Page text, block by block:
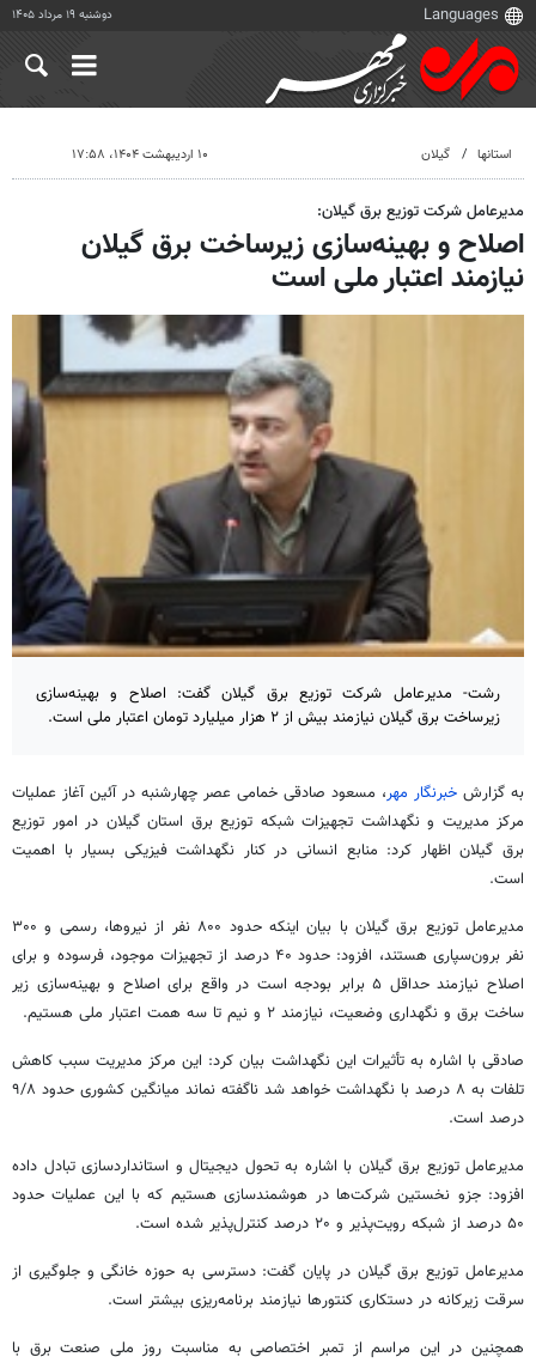
دوشنبه ۱۹ مرداد ۱۴۰۵
استانها گیلان ۱۰ اردیبهشت ۱۴۰۴، ۱۷:۵۸
مدیرعامل شرکت توزیع برق گیلان:
اصلاح و بهینه‌سازی زیرساخت برق گیلان
نیازمند اعتبار ملی است
رشت- مدیرعامل شرکت توزیع برق گیلان گفت: اصلاح و بهینه‌سازی
زیرساخت برق گیلان نیازمند بیش از ۲ هزار میلیارد تومان اعتبار ملی است.
به گزارش خبرنگار مهر، مسعود صادقی خمامی عصر چهارشنبه در آئین آغاز عملیات
مرکز مدیریت و نگهداشت تجهیزات شبکه توزیع برق استان گیلان در امور توزیع
برق گیلان اظهار کرد: منابع انسانی در کنار نگهداشت فیزیکی بسیار با اهمیت
است.
مدیرعامل توزیع برق گیلان با بیان اینکه حدود ۸۰۰ نفر از نیروها، رسمی و ۳۰۰
نفر برون‌سپاری هستند، افزود: حدود ۴۰ درصد از تجهیزات موجود، فرسوده و برای
اصلاح نیازمند حداقل ۵ برابر بودجه است در واقع برای اصلاح و بهینه‌سازی زیر
ساخت برق و نگهداری وضعیت، نیازمند ۲ و نیم تا سه همت اعتبار ملی هستیم.
صادقی با اشاره به تأثیرات این نگهداشت بیان کرد: این مرکز مدیریت سبب کاهش
تلفات به ۸ درصد با نگهداشت خواهد شد ناگفته نماند میانگین کشوری حدود ۹/۸
درصد است.
مدیرعامل توزیع برق گیلان با اشاره به تحول دیجیتال و استانداردسازی تبادل داده
افزود:جزو نخستین شرکت‌ها در هوشمندسازی هستیم که با این عملیات حدود
۵۰ درصد از شبکه رویت‌پذیر و ۲۰ درصد کنترل‌پذیر شده است.
مدیرعامل توزیع برق گیلان در پایان گفت: دسترسی به حوزه خانگی و جلوگیری از
سرقت زیرکانه در دستکاری کنتورها نیازمند برنامه‌ریزی بیشتر است.
همچنین در این مراسم از تمبر اختصاصی به مناسبت روز ملی صنعت برق با